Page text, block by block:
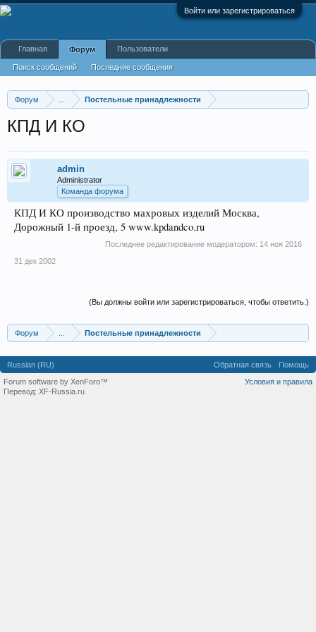
Войти или зарегистрироваться
Форум Постельные принадлежности
КПД И КО
admin
Administrator
Команда форума
КПД И КО производство махровых изделий Москва,
Дорожный 1-й проезд, 5 www.kpdandco.ru
Последнее редактирование модератором: 14 ноя 2016
31 дек 2002
(Вы должны войти или зарегистрироваться, чтобы ответить.)
Форум Постельные принадлежности
Главная Форум
Поиск сообщений Последние сообщения
Пользователи
Russian (RU) Обратная связь
Помощь
Условия и правила
Forum software by XenForo™
Перевод: XF-Russia.ru